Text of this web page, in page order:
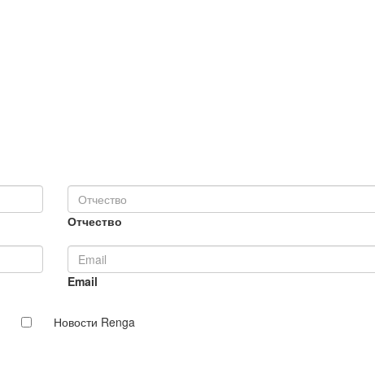
Отчество
Email
Новости Renga